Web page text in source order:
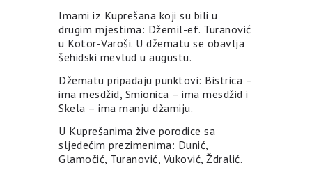
Imami iz Kuprešana koji su bili u
drugim mjestima: Džemil-ef. Turanović
u Kotor-Varoši. U džematu se obavlja
šehidski mevlud u augustu.
Džematu pripadaju punktovi: Bistrica –
ima mesdžid, Smionica – ima mesdžid i
Skela – ima manju džamiju.
U Kuprešanima žive porodice sa
sljedećim prezimenima: Dunić,
Glamočić, Turanović, Vuković, Ždralić.